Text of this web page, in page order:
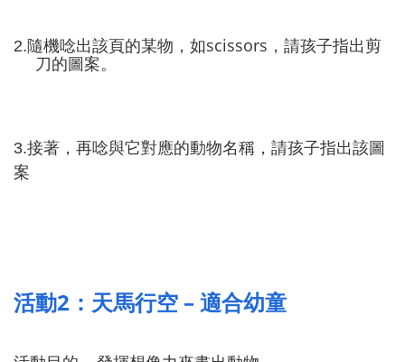
2.隨機唸出該頁的某物，如scissors ，請孩子指出剪
刀的圖案。
3.接著，再唸與它對應的動物名稱，請孩子指出該圖
案
活動2 ：天馬行空 – 適合幼童